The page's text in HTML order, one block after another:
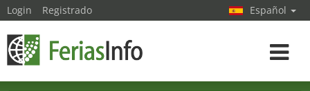
Login Registrado Español
toggle